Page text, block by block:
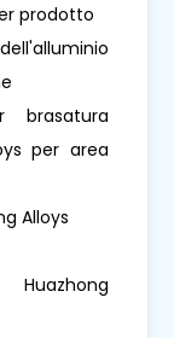
prodotto
brasatura
per area
Alloys